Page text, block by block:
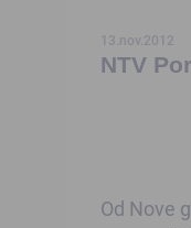
13.nov.2012
NTV
Od Nove